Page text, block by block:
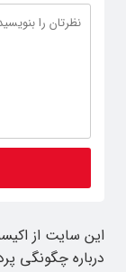
این سایت از
درباره چگونگی